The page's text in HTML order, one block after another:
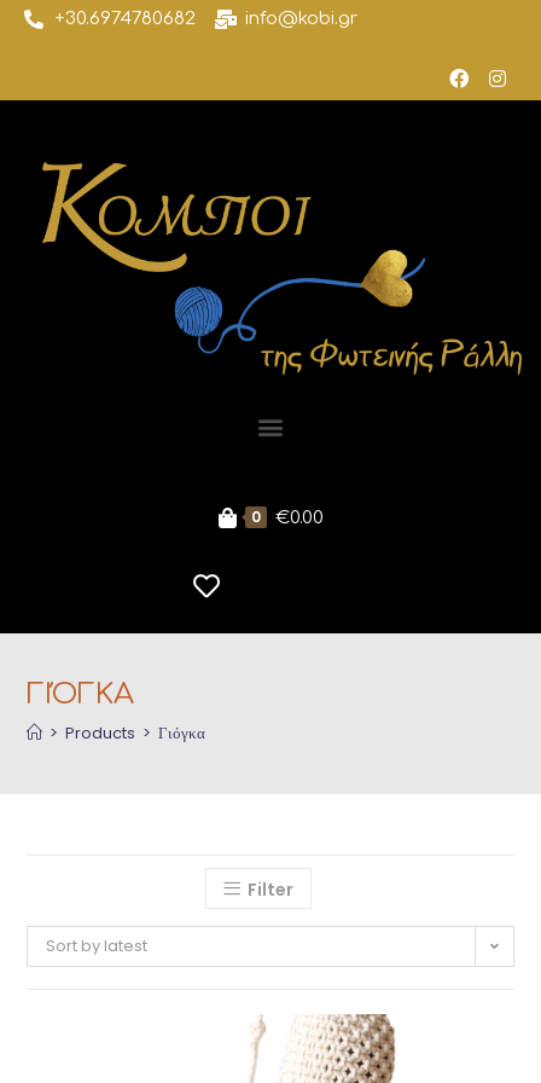
+30.6974780682 info@kobi.gr
0 €0.00
ΓΙΌΓΚΑ
> Products > Γιόγκα
Filter
Sort by latest